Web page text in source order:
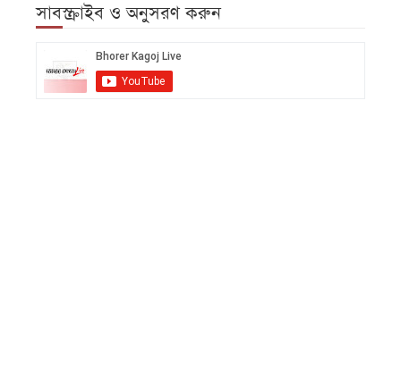
সাবস্ক্রাইব ও অনুসরণ করুন